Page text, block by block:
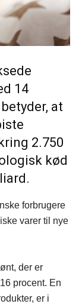
14
at
2.750
kød
forbrugere
varer til nye
der er
procent. En
er i